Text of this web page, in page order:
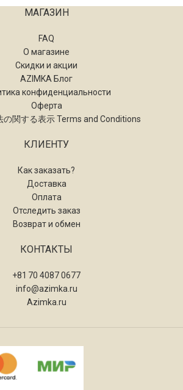
МАГАЗИН
FAQ
О магазине
Скидки и акции
AZIMKA Блог
конфиденциальности
Оферта
の関する表示 Terms and Conditions
КЛИЕНТУ
Как заказать?
Доставка
Оплата
Отследить заказ
Возврат и обмен
КОНТАКТЫ
+81 70 4087 0677
info@azimka.ru
Azimka.ru